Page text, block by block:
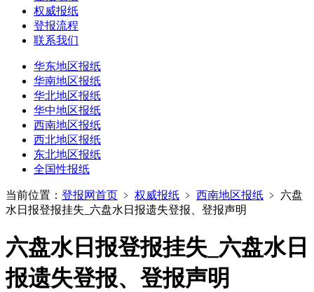
权威报纸
登报流程
联系我们
华东地区报纸
华南地区报纸
华北地区报纸
华中地区报纸
西南地区报纸
西北地区报纸
东北地区报纸
全国性报纸
当前位置： 登报网首页 ﹥ 权威报纸 ﹥ 西南地区报纸 ﹥ 六盘
水日报登报挂失_六盘水日报遗失登报、登报声明
六盘水日报登报挂失_六盘水日
报遗失登报、登报声明